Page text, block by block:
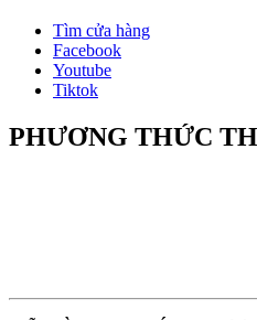
Tìm cửa hàng
Facebook
Youtube
Tiktok
PHƯƠNG THỨC